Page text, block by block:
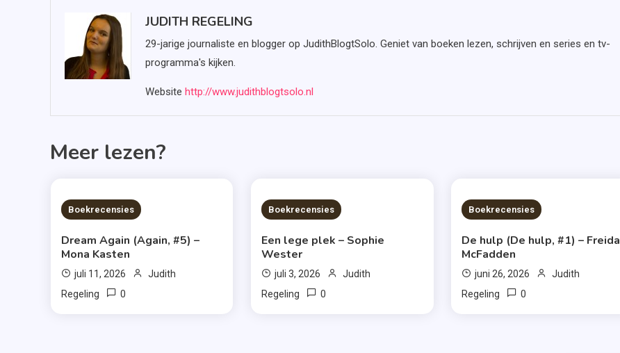
JUDITH REGELING
29-jarige journaliste en blogger op JudithBlogtSolo. Geniet van boeken lezen, schrijven en series en tv-
programma's kijken.
Website http://www.judithblogtsolo.nl
Meer lezen?
6 MINS READ
Boekrecensies
Dream Again (Again, #5) –
Mona Kasten
juli 11, 2026
Judith
Regeling
0
6 MINS READ
Boekrecensies
Een lege plek – Sophie
Wester
juli 3, 2026
Judith
Regeling
0
7 MINS READ
Boekrecensies
De hulp (De hulp, #1) – Freida
McFadden
juni 26, 2026
Judith
Regeling
0